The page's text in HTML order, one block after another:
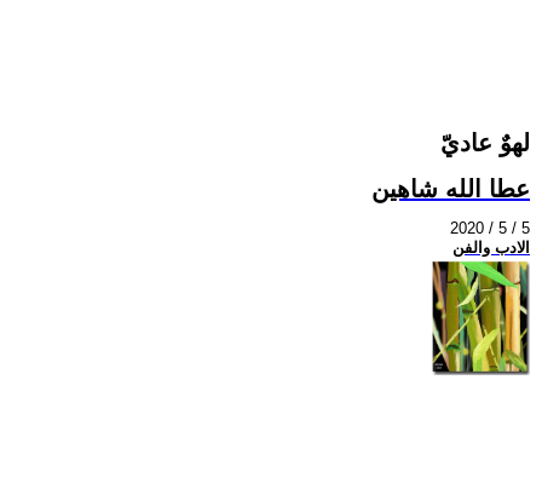
لهوٌ عاديّ
عطا الله شاهين
2020 / 5 / 5
الادب والفن